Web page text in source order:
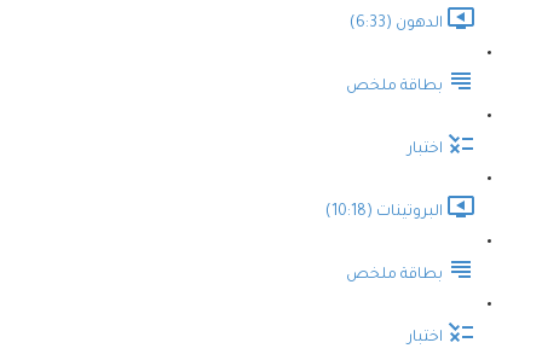
الدهون (6:33)
بطاقة ملخص
اختبار
البروتينات (10:18)
بطاقة ملخص
اختبار